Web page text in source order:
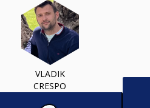
VLADIK
CRESPO